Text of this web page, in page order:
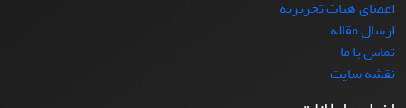
اعضای هیات تحریریه
ارسال مقاله
تماس با ما
نقشه سایت